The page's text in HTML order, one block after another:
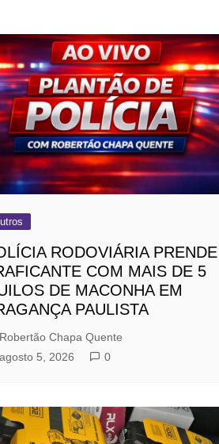
RODOVIÁRIA PRENDE
COM MAIS DE 5
DE MACONHA EM
PAULISTA
Robertão Chapa Quente
agosto 5, 2026
0